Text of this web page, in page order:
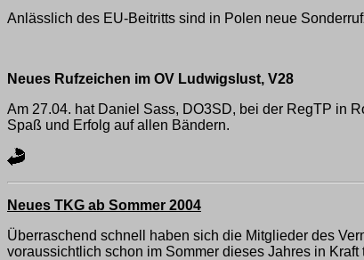
Anlässlich des EU-Beitritts sind in Polen neue
Neues Rufzeichen im OV Ludwigslust, V28
Am 27.04. hat Daniel Sass, DO3SD, bei der RegTP in
Spaß und Erfolg auf allen Bändern.
Neues TKG ab Sommer 2004
Überraschend schnell haben sich die Mitglieder des
voraussichtlich schon im Sommer dieses Jahres in